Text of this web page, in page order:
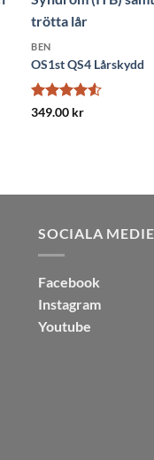
BEN
OS1st QS4 Lårskydd
Betygsatt
349.00 kr
SOCIALA
Facebook
Instagram
Youtube